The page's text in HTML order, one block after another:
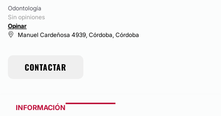
Odontología
Sin opiniones
Opinar
Manuel Cardeñosa 4939, Córdoba, Córdoba
CONTACTAR
INFORMACIÓN